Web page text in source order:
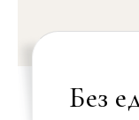
Без